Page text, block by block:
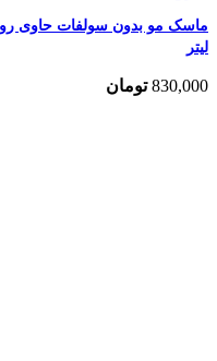
لیتر
830,000 تومان